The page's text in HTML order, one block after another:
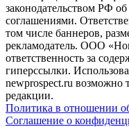
законодательством РФ
соглашениями.
том числе баннеров,
рекламодатель. ООО
ответственность за
гиперссылки.
newprospect.ru возможно
редакции.
Политика в отношении
Соглашение о